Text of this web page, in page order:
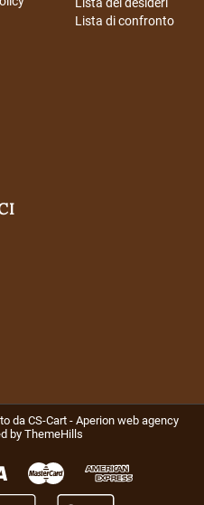
Lista dei desideri
Lista di confronto
da CS-Cart - Aperion web agency
byThemeHills